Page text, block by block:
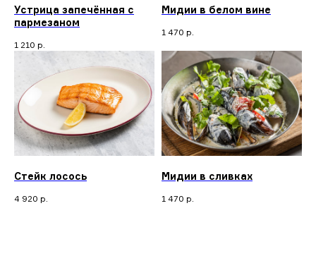
Устрица запечённая с
пармезаном
1 210 р.
Мидии в белом вине
1 470 р.
Стейк лосось
4 920 р.
Мидии в сливках
1 470 р.